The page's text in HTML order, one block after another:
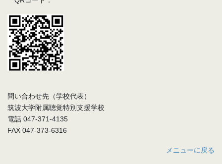
問い合わせ先（学校代表）
筑波大学附属聴覚特別支援学校
電話 047-371-4135
FAX 047-373-6316
メニューに戻る